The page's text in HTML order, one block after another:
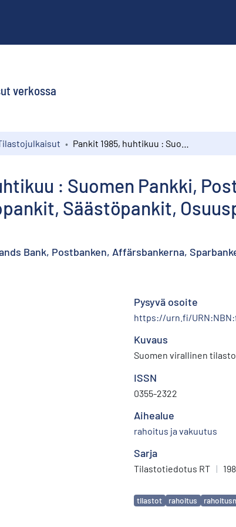
verkossa
: Suomen Pankki,
Säästöpankit,
Bank, Postbanken, Affärsbankerna,
Pysyvä osoite
https://urn.fi/
Kuvaus
Suomen virallinen tilasto
ISSN
0355-2322
Aihealue
rahoitus ja vakuutus
Sarja
Tilastotiedotus RT |
Avainsanat
tilastot rahoitus